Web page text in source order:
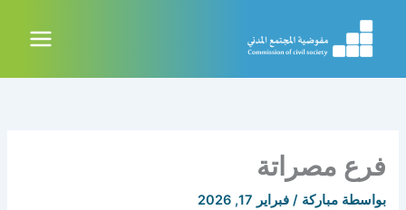
المحتوى
فرع مصراتة
بواسطة مباركة/فبراير 17, 2026